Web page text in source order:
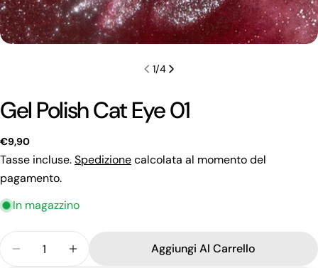
1/4
Gel Polish Cat Eye 01
Prezzo
regolare
€9,90
Tasse incluse.Spedizionecalcolata al momento del
pagamento.
In magazzino
Diminuisci La Quantità Per Gel Polish Cat Eye 01
Aumenta La Quantità Per Gel Polish Cat
Aggiungi Al Carrello
Fai una domanda